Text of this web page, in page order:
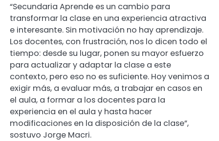
“Secundaria Aprende es un cambio para
transformar la clase en una experiencia atractiva
e interesante. Sin motivación no hay aprendizaje.
Los docentes, con frustración, nos lo dicen todo el
tiempo: desde su lugar, ponen su mayor esfuerzo
para actualizar y adaptar la clase a este
contexto, pero eso no es suficiente. Hoy venimos a
exigir más, a evaluar más, a trabajar en casos en
el aula, a formar a los docentes para la
experiencia en el aula y hasta hacer
modificaciones en la disposición de la clase”,
sostuvo Jorge Macri.